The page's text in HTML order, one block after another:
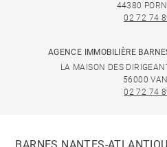
44380
02 72 74
AGENCE IMMOBILIÈRE
LA MAISON DES
56000
02 72 74